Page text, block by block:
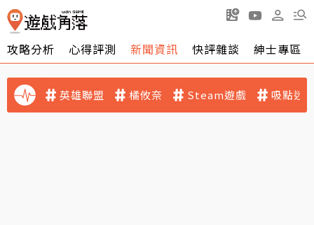
攻略分析 心得評測 新聞資訊 快評雜談 紳士專區
英雄聯盟 橘攸奈 Steam遊戲 吸點迷